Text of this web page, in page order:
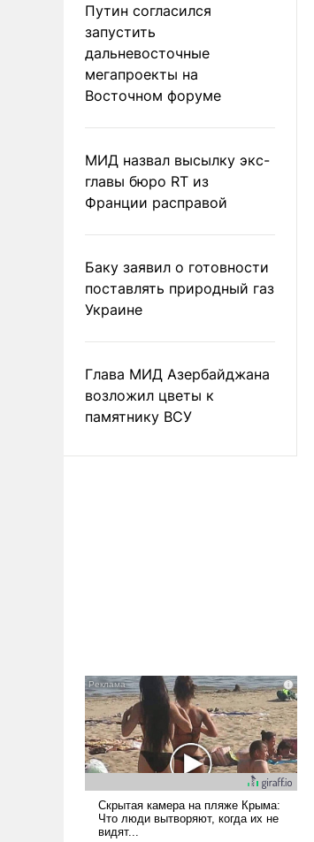
Путин согласился
запустить
дальневосточные
мегапроекты на
Восточном форуме
МИД назвал высылку экс-
главы бюро RT из
Франции расправой
Баку заявил о готовности
поставлять природный газ
Украине
Глава МИД Азербайджана
возложил цветы к
памятнику ВСУ